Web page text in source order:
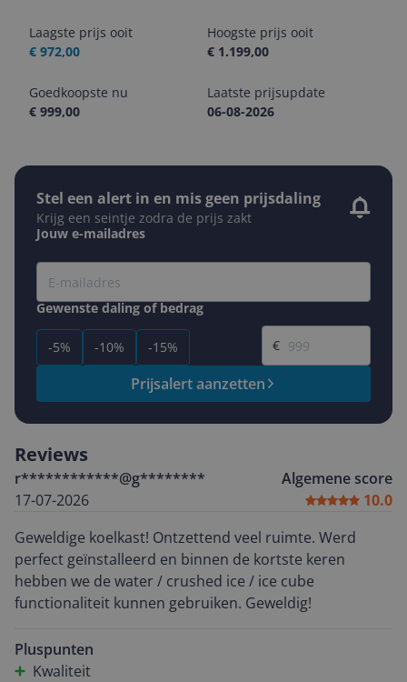
Laagste prijs ooit
€ 972,00
Hoogste prijs ooit
€ 1.199,00
Goedkoopste nu
€ 999,00
Laatste prijsupdate
06-08-2026
Stel een alert in en mis geen prijsdaling
Krijg een seintje zodra de prijs zakt
Jouw e-mailadres
Gewenste daling of bedrag
-5% -10% -15%
Gewenste prijs
€
Prijsalert aanzetten
Reviews
r************@g********
17-07-2026
Algemene score
10.0
Geweldige koelkast! Ontzettend veel ruimte. Werd
perfect geïnstalleerd en binnen de kortste keren
hebben we de water / crushed ice / ice cube
functionaliteit kunnen gebruiken. Geweldig!
Pluspunten
Kwaliteit